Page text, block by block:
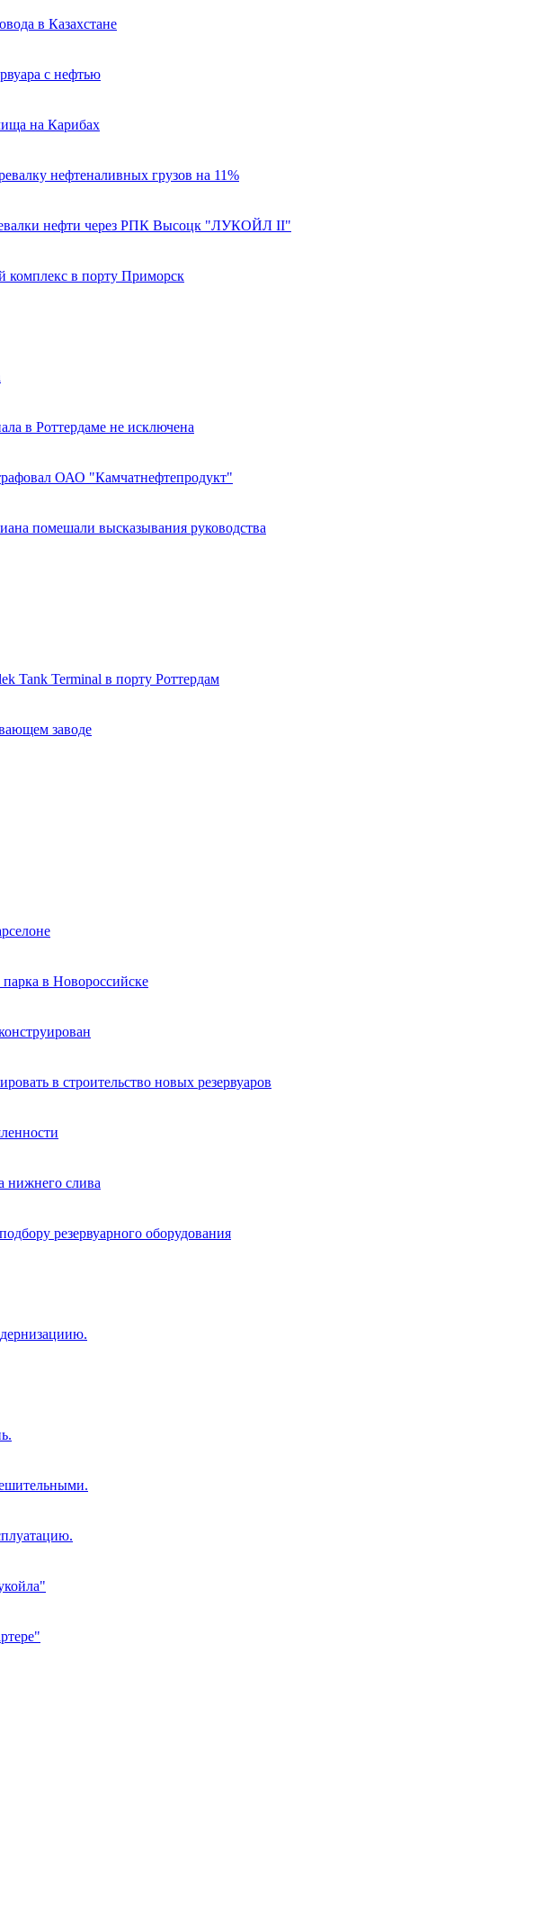
в Казахстане
с нефтью
на Карибах
нефтеналивных грузов на 11%
нефти через РПК Высоцк "ЛУКОЙЛ II"
комплекс в порту Приморск
в Роттердаме не исключена
ОАО "Камчатнефтепродукт"
помешали высказывания руководства
Tank Terminal в порту Роттердам
заводе
парка в Новороссийске
в строительство новых резервуаров
нижнего слива
резервуарного оборудования